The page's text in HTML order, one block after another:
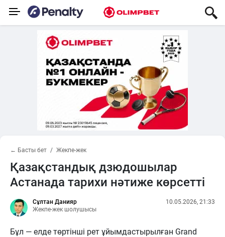
← Басты бет Жекпе-жек
Қазақстандық дзюдошылар
Астанада тарихи нәтиже көрсетті
Сұлтан Данияр
Жекпе-жек шолушысы
10.05.2026, 21:33
Бұл — елде төртінші рет ұйымдастырылған Grand